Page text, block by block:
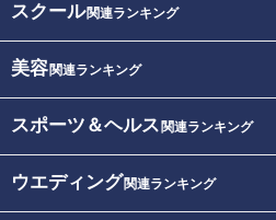
スクール関連ランキング
美容関連ランキング
スポーツ＆ヘルス 関連ランキング
ウエディング関連ランキング